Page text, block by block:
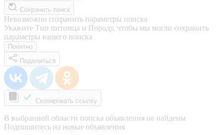
Сохранить поиск
Невозможно сохранить параметры поиска
Укажите Тип питомца и Породу, чтобы мы могли сохранить
параметры вашего поиска
Понятно
Поделиться
Скопировать ссылку
В выбранной области поиска объявления не найдены
Подпишитесь на новые объявления